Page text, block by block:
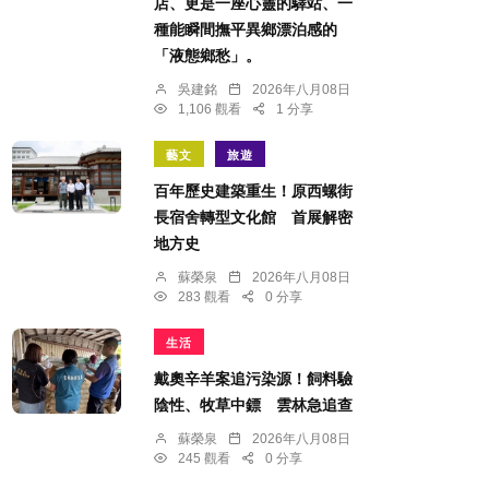
種能瞬間撫平異鄉漂泊感的
「液態鄉愁」。
吳建銘
2026年八月08日
1,106 觀看
1 分享
藝文 旅遊
百年歷史建築重生！原西螺街
長宿舍轉型文化館 首展解密
地方史
蘇榮泉
2026年八月08日
283 觀看
0 分享
生活
戴奧辛羊案追污染源！飼料驗
陰性、牧草中鏢 雲林急追查
蘇榮泉
2026年八月08日
245 觀看
0 分享